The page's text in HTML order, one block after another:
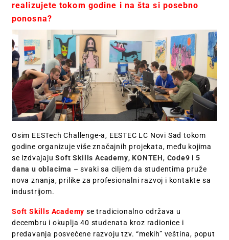
realizujete tokom godine i na šta si posebno
ponosna?
Osim EESTech Challenge-a, EESTEC LC Novi Sad tokom
godine organizuje više značajnih projekata, među kojima
se izdvajajuSoft Skills Academy, KONTEH, Code9 i5
dana u oblacima – svaki sa ciljem da studentima pruže
nova znanja, prilike za profesionalni razvoj i kontakte sa
industrijom.
Soft Skills Academy se tradicionalno održava u
decembru i okuplja 40 studenata kroz radionice i
predavanja posvećene razvoju tzv. “mekih” veština, poput